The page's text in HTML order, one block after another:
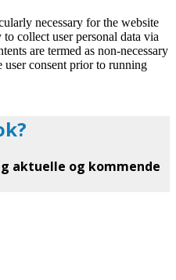
necessary for the website
collect user personal data via
are termed as non-necessary
consent prior to running
aktuelle og kommende